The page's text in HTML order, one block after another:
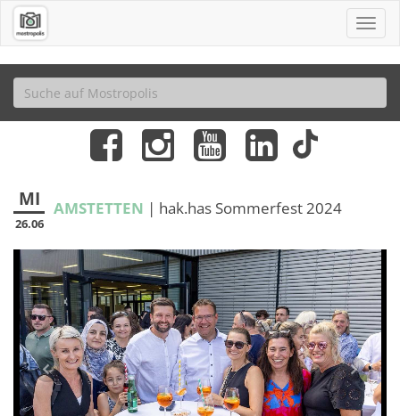
MI
26.06
AMSTETTEN | hak.has Sommerfest 2024